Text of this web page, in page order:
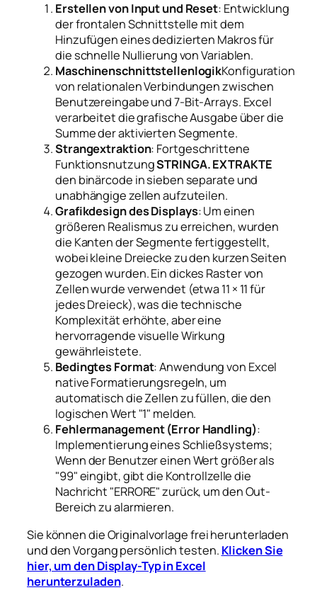
Erstellen von Input und Reset: Entwicklung
der frontalen Schnittstelle mit dem
Hinzufügen eines dedizierten Makros für
die schnelle Nullierung von Variablen.
MaschinenschnittstellenlogikKonfiguration
von relationalen Verbindungen zwischen
Benutzereingabe und 7-Bit-Arrays. Excel
verarbeitet die grafische Ausgabe über die
Summe der aktivierten Segmente.
Strangextraktion: Fortgeschrittene
FunktionsnutzungSTRINGA. EXTRAKTE
den binärcode in sieben separate und
unabhängige zellen aufzuteilen.
Grafikdesign des Displays: Um einen
größeren Realismus zu erreichen, wurden
die Kanten der Segmente fertiggestellt,
wobei kleine Dreiecke zu den kurzen Seiten
gezogen wurden. Ein dickes Raster von
Zellen wurde verwendet (etwa 11 × 11 für
jedes Dreieck), was die technische
Komplexität erhöhte, aber eine
hervorragende visuelle Wirkung
gewährleistete.
Bedingtes Format: Anwendung von Excel
native Formatierungsregeln, um
automatisch die Zellen zu füllen, die den
logischen Wert "1" melden.
Fehlermanagement (Error Handling):
Implementierung eines Schließsystems;
Wenn der Benutzer einen Wert größer als
"99" eingibt, gibt die Kontrollzelle die
Nachricht "ERRORE" zurück, um den Out-
Bereich zu alarmieren.
Sie können die Originalvorlage frei herunterladen
und den Vorgang persönlich testen. Klicken Sie
hier, um den Display-Typ in Excel
herunterzuladen.